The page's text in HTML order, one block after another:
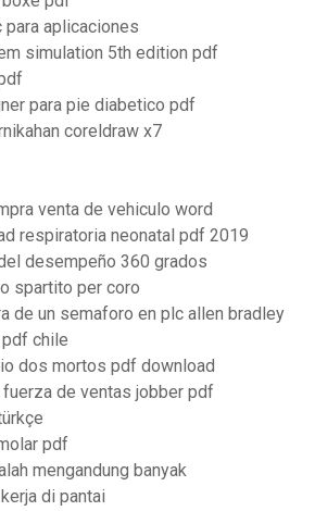
aplicaciones
simulation 5th edition pdf
para pie diabetico pdf
coreldraw x7
venta de vehiculo word
respiratoria neonatal pdf 2019
desempeño 360 grados
spartito per coro
de un semaforo en plc allen bradley
chile
dos mortos pdf download
de ventas jobber pdf
pdf
mengandung banyak
di pantai